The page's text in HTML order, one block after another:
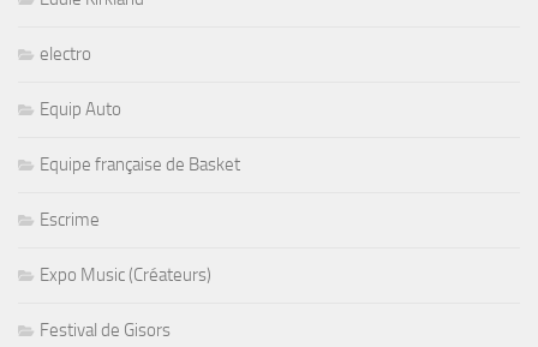
electro
Equip Auto
Equipe française de Basket
Escrime
Expo Music (Créateurs)
Festival de Gisors